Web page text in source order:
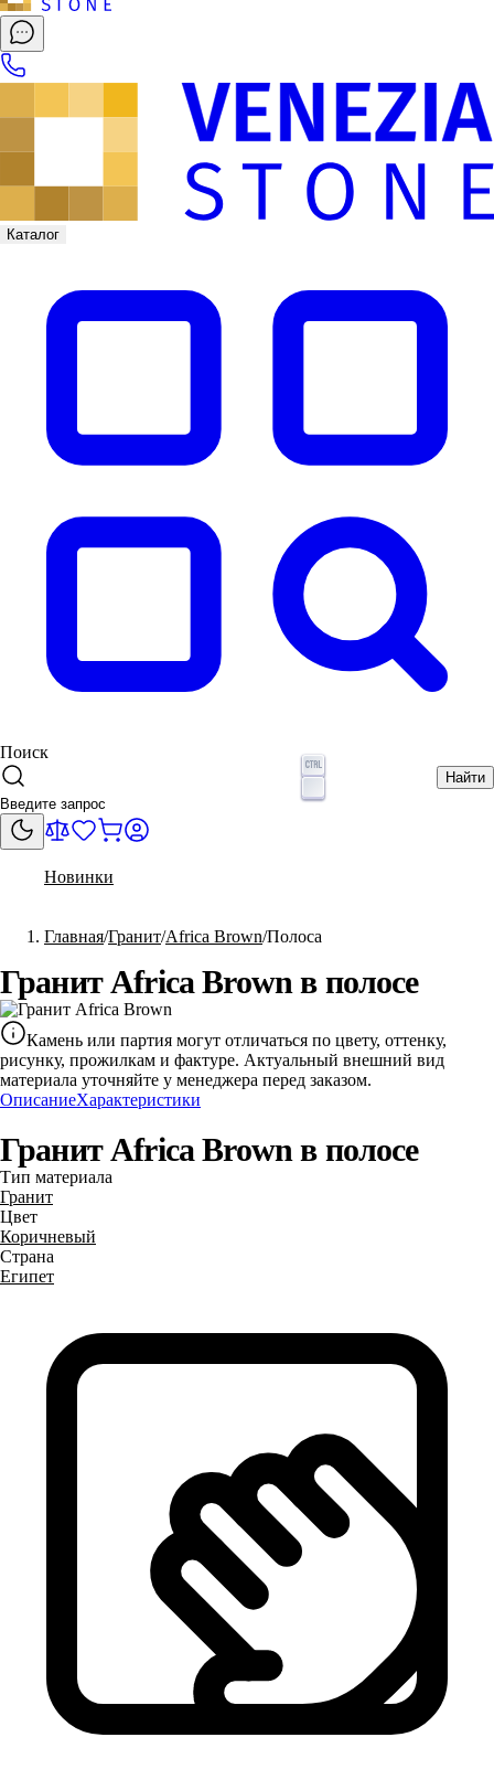
Каталог
Поиск
Найти
Новинки
Главная Гранит Africa Brown Полоса
Гранит Africa Brown в полосе
Камень или партия могут отличаться по цвету, оттенку,
рисунку, прожилкам и фактуре. Актуальный внешний вид
материала уточняйте у менеджера перед заказом.
ОписаниеХарактеристики
Гранит Africa Brown в полосе
Тип материала
Гранит
Цвет
Коричневый
Страна
Египет